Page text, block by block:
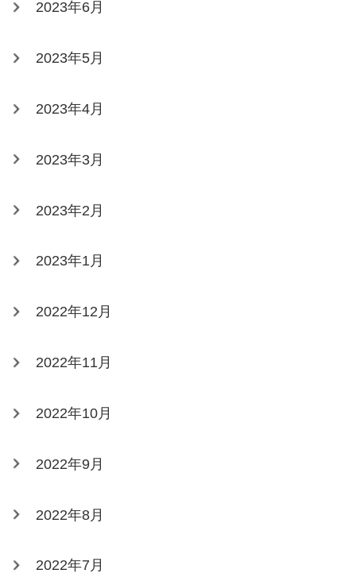
2023年6月
2023年5月
2023年4月
2023年3月
2023年2月
2023年1月
2022年12月
2022年11月
2022年10月
2022年9月
2022年8月
2022年7月